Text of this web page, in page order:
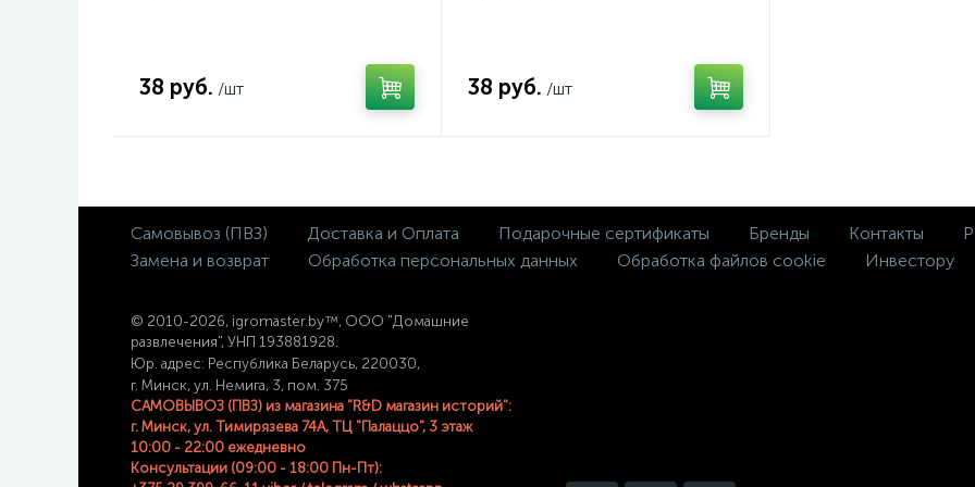
38 руб. /шт 38 руб. /шт
Самовывоз (ПВЗ) Доставка и Оплата Подарочные сертификаты Бренды Контакты
Замена и возврат
Обработка персональных данных Обработка файлов cookie Инвестору
© 2010-2026, igromaster.by™, ООО "Домашние
развлечения", УНП 193881928.
Юр. адрес: Республика Беларусь, 220030,
г. Минск, ул. Немига, 3, пом. 375
САМОВЫВОЗ (ПВЗ) из магазина "R&D магазин историй":
г. Минск, ул. Тимирязева 74A, ТЦ "Палаццо", 3 этаж
10:00 - 22:00 ежедневно
Консультации (09:00 - 18:00 Пн-Пт):